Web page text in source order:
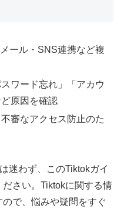
ール・SNS連携など複
ワード忘れ」「アカウ
原因を確認
審なアクセス防止のた
迷わず、このTiktokガイ
さい。Tiktokに関する情
で、悩みや疑問をすぐ